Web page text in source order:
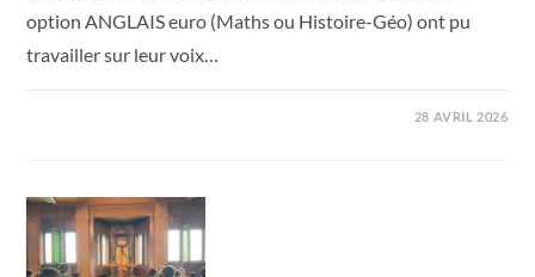
option ANGLAIS euro (Maths ou Histoire-Géo) ont pu
travailler sur leur voix…
28 AVRIL 2026